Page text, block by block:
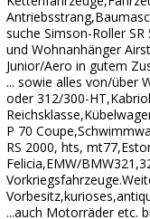
suche Simson-Roller
und Wohnanhänger
Junior/Aero in gutem
... sowie alles von/über
oder 312/300-
P 70
RS 2000, hts,
Felicia,EMW/
...auch Motorräder etc.